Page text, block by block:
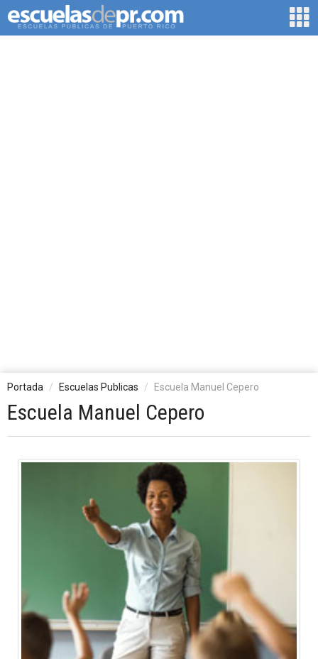
Portada Escuelas Publicas Escuela Manuel Cepero
Escuela Manuel Cepero